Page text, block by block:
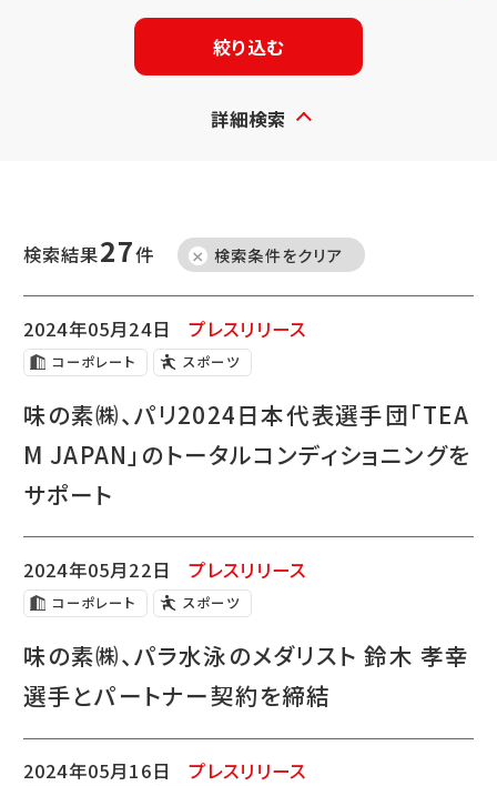
絞り込む
詳細検索
検索結果27件 検索条件をクリア
2024年05月24日 プレスリリース
コーポレート スポーツ
味の素㈱、パリ2024日本代表選手団「TEA
M JAPAN」のトータルコンディショニングを
サポート
2024年05月22日 プレスリリース
コーポレート スポーツ
味の素㈱、パラ水泳のメダリスト 鈴木 孝幸
選手とパートナー契約を締結
2024年05月16日 プレスリリース